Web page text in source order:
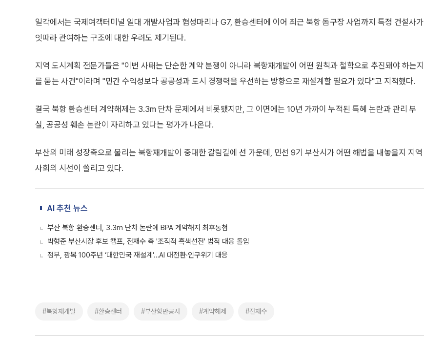
일각에서는 국제여객터미널 일대 개발사업과 협성마리나 G7, 환승센터에 이어 최근 북항 돔구장 사업까지 특정 건설사가
잇따라 관여하는 구조에 대한 우려도 제기된다.
지역 도시계획 전문가들은 "이번 사태는 단순한 계약 분쟁이 아니라 북항재개발이 어떤 원칙과 철학으로 추진돼야 하는지
를 묻는 사건"이라며 "민간 수익성보다 공공성과 도시 경쟁력을 우선하는 방향으로 재설계할 필요가 있다"고 지적했다.
결국 북항 환승센터 계약해제는 3.3m 단차 문제에서 비롯됐지만, 그 이면에는 10년 가까이 누적된 특혜 논란과 관리 부
실, 공공성 훼손 논란이 자리하고 있다는 평가가 나온다.
부산의 미래 성장축으로 불리는 북항재개발이 중대한 갈림길에 선 가운데, 민선 9기 부산시가 어떤 해법을 내놓을지 지역
사회의 시선이 쏠리고 있다.
AI 추천 뉴스
부산 북항 환승센터, 3.3m 단차 논란에 BPA 계약해지 최후통첩
박형준 부산시장 후보 캠프, 전재수 측 '조직적 흑색선전' 법적 대응 돌입
정부, 광복 100주년 ‘대한민국 재설계’…AI 대전환·인구위기 대응
#북항재개발 #환승센터 #부산항만공사 #계약해제 #전재수